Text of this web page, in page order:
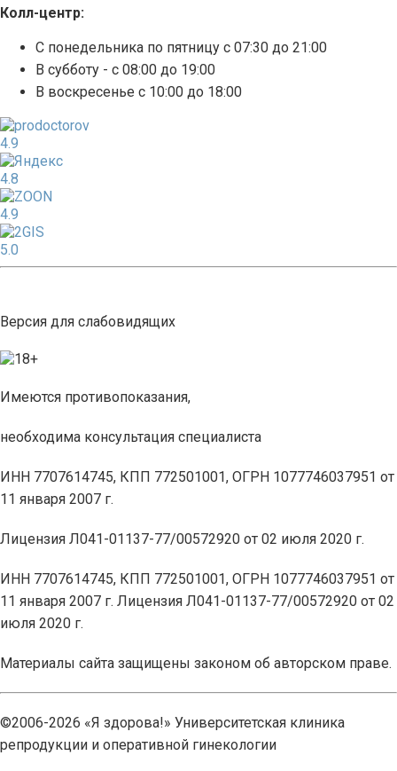
Колл-центр:
С понедельника по пятницу с 07:30 до 21:00
В субботу - с 08:00 до 19:00
В воскресенье с 10:00 до 18:00
4.9
4.8
4.9
5.0
Версия для слабовидящих
Имеются противопоказания,
необходима консультация специалиста
ИНН 7707614745, КПП 772501001, ОГРН 1077746037951 от
11 января 2007 г.
Лицензия Л041-01137-77/00572920 от 02 июля 2020 г.
ИНН 7707614745, КПП 772501001, ОГРН 1077746037951 от
11 января 2007 г. Лицензия Л041-01137-77/00572920 от 02
июля 2020 г.
Материалы сайта защищены законом об авторском праве.
©2006-2026 «Я здорова!» Университетская клиника
репродукции и оперативной гинекологии